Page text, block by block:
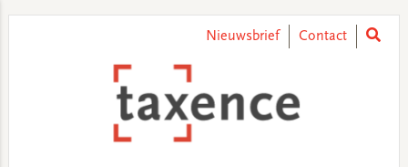
Nieuwsbrief Contact